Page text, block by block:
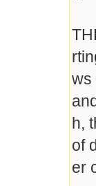
ws
h,
of
er